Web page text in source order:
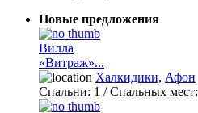
Новые предложения
Вилла
«Витраж»...
Халкидики, Афон
Спальни: 1 / Спальных мест: